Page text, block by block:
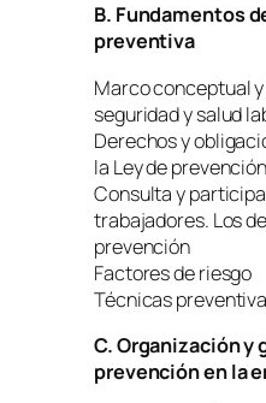
B. Fundamentos
preventiva
Marco conceptual
seguridad y salud
Derechos y
la Ley de
Consulta y
trabajadores. Los
prevención
Factores de riesgo
Técnicas
C. Organización y
prevención en la